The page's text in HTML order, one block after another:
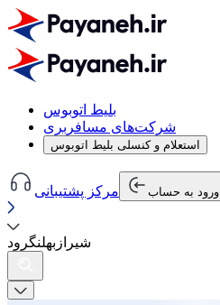
بلیط اتوبوس
شرکت‌های مسافربری
استعلام و کنسلی بلیط اتوبوس
مرکز پشتیبانی ورود به حساب
شیراز بهلنگرود